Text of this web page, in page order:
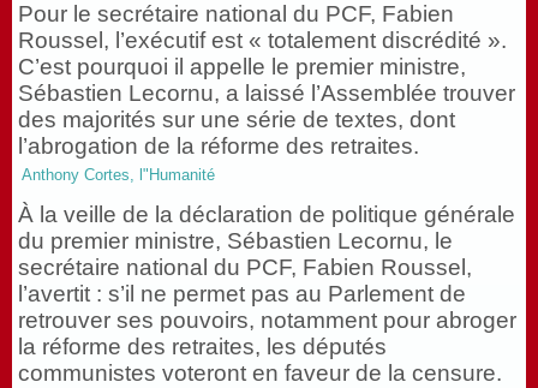
Pour le secrétaire national du PCF, Fabien
Roussel, l’exécutif est « totalement discrédité ».
C’est pourquoi il appelle le premier ministre,
Sébastien Lecornu, a laissé l’Assemblée trouver
des majorités sur une série de textes, dont
l’abrogation de la réforme des retraites.
Anthony Cortes, l"Humanité
À la veille de la déclaration de politique générale
du premier ministre, Sébastien Lecornu, le
secrétaire national du PCF, Fabien Roussel,
l’avertit : s’il ne permet pas au Parlement de
retrouver ses pouvoirs, notamment pour abroger
la réforme des retraites, les députés
communistes voteront en faveur de la censure.